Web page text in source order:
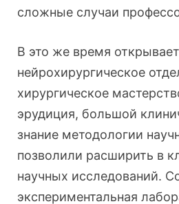
сложные случаи
В это же время
нейрохи­рургическое
хирургическое
эрудиция, большой
знание методологии
позволили расши­рить в
научных исследований.
экспериментальная